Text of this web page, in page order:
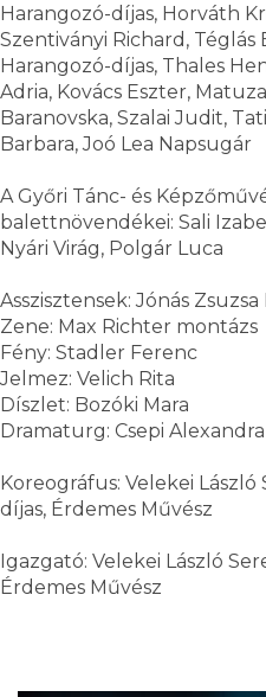
Harangozó-díjas, Horváth
Szentiványi Richard, Téglás
Harangozó-díjas, Thales
Adria, Kovács Eszter,
Baranovska, Szalai Judit,
Barbara, Joó Lea Napsugár
A Győri Tánc- és
balettnövendékei: Sali
Nyári Virág, Polgár Luca
Asszisztensek: Jónás
Zene: Max Richter montázs
Fény: Stadler Ferenc
Jelmez: Velich Rita
Díszlet: Bozóki Mara
Dramaturg: Csepi Alexandra
Koreográfus: Velekei László
díjas, Érdemes Művész
Igazgató: Velekei László
Érdemes Művész